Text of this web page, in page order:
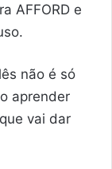
AFFORD e
não é só
aprender
vai dar